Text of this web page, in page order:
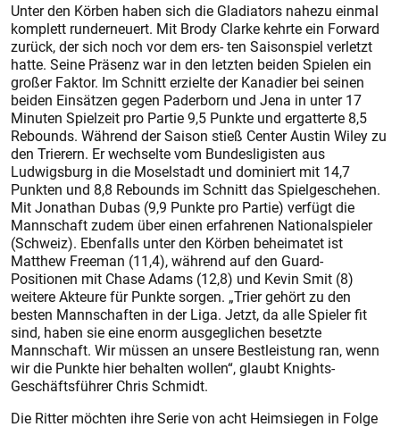
Unter den Körben haben sich die Gladiators nahezu einmal
komplett runderneuert. Mit Brody Clarke kehrte ein Forward
zurück, der sich noch vor dem ers- ten Saisonspiel verletzt
hatte. Seine Präsenz war in den letzten beiden Spielen ein
großer Faktor. Im Schnitt erzielte der Kanadier bei seinen
beiden Einsätzen gegen Paderborn und Jena in unter 17
Minuten Spielzeit pro Partie 9,5 Punkte und ergatterte 8,5
Rebounds. Während der Saison stieß Center Austin Wiley zu
den Trierern. Er wechselte vom Bundesligisten aus
Ludwigsburg in die Moselstadt und dominiert mit 14,7
Punkten und 8,8 Rebounds im Schnitt das Spielgeschehen.
Mit Jonathan Dubas (9,9 Punkte pro Partie) verfügt die
Mannschaft zudem über einen erfahrenen Nationalspieler
(Schweiz). Ebenfalls unter den Körben beheimatet ist
Matthew Freeman (11,4), während auf den Guard-
Positionen mit Chase Adams (12,8) und Kevin Smit (8)
weitere Akteure für Punkte sorgen. „Trier gehört zu den
besten Mannschaften in der Liga. Jetzt, da alle Spieler fit
sind, haben sie eine enorm ausgeglichen besetzte
Mannschaft. Wir müssen an unsere Bestleistung ran, wenn
wir die Punkte hier behalten wollen“, glaubt Knights-
Geschäftsführer Chris Schmidt.
Die Ritter möchten ihre Serie von acht Heimsiegen in Folge